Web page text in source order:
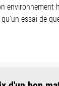
environnement
essai de